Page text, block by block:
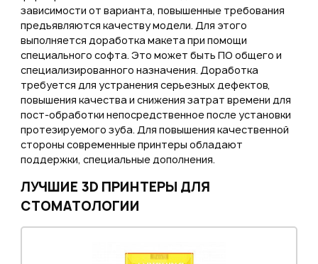
зависимости от варианта, повышенные требования
предъявляются качеству модели. Для этого
выполняется доработка макета при помощи
специального софта. Это может быть ПО общего и
специализированного назначения. Доработка
требуется для устранения серьезных дефектов,
повышения качества и снижения затрат времени для
пост-обработки непосредственное после установки
протезируемого зуба. Для повышения качественной
стороны современные принтеры обладают
поддержки, специальные дополнения.
ЛУЧШИЕ 3D ПРИНТЕРЫ ДЛЯ
СТОМАТОЛОГИИ